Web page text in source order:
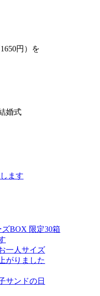
円）を
婚式
ます
ズBOX 限定30箱
一人サイズ
がりました
サンドの日